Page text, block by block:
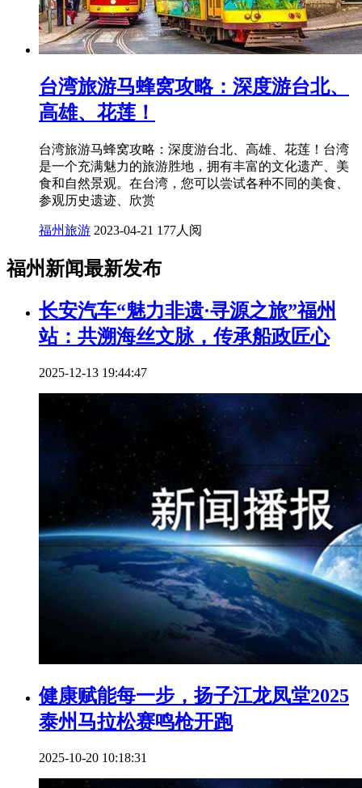
台湾旅游马蜂窝攻略：深度游台北、
高雄、花莲！
台湾旅游马蜂窝攻略：深度游台北、高雄、花莲！台湾
是一个充满魅力的旅游胜地，拥有丰富的文化遗产、美
食和自然景观。在台湾，您可以尝试各种不同的美食、
参观历史遗迹、欣赏
福州旅游 2023-04-21 177人阅
福州新闻最新发布
长安汽车“魅力非遗·寻源之旅”福州
站：共溯海丝文脉，传承船政匠心
2025-12-13 19:44:47
健康赋能每一步，扬子江龙凤堂2025
泰州马拉松赛鸣枪开跑
2025-10-20 10:18:31